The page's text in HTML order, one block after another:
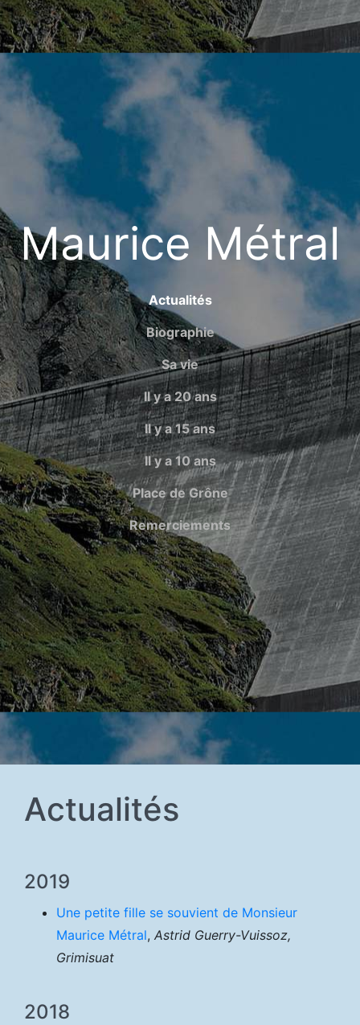
Maurice Métral
Actualités
Biographie
Sa vie
Il y a 20 ans
Il y a 15 ans
Il y a 10 ans
Place de Grône
Remerciements
Actualités
2019
Une petite fille se souvient de Monsieur
Maurice Métral, Astrid Guerry-Vuissoz,
Grimisuat
2018